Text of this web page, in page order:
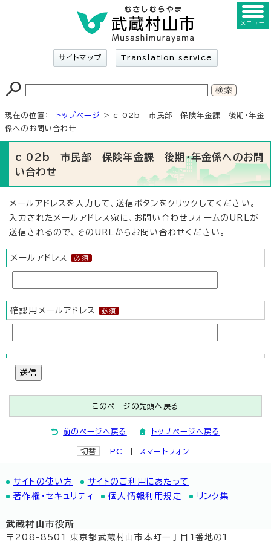
サイトマップ Translation service
メニュー
現在の位置： トップページ
> c_02b 市民部 保険年金課 後期・年金
係へのお問い合わせ
c_02b 市民部 保険年金課 後期・年金係へのお問
い合わせ
メールアドレスを入力して、送信ボタンをクリックしてください。
入力されたメールアドレス宛に、お問い合わせフォームのURLが
送信されるので、そのURLからお問い合わせください。
メールアドレス
確認用メールアドレス
送信
このページの先頭へ戻る
前のページへ戻る トップページへ戻る
切替 PC スマートフォン
サイトの使い方
サイトのご利用にあたって
著作権・セキュリティ
個人情報利用規定 リンク集
武蔵村山市役所
〒208-8501 東京都武蔵村山市本町一丁目1番地の1